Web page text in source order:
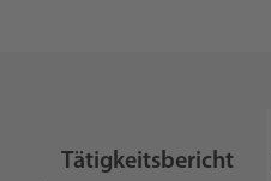
Tätigkeitsbericht